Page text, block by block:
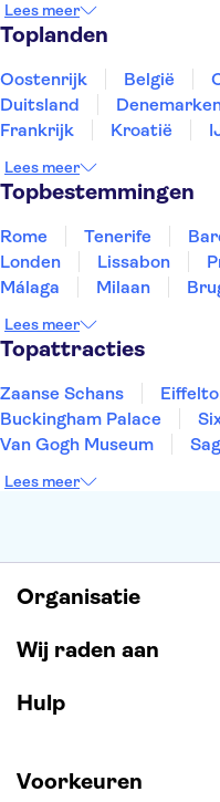
Keizerlijke Schatkamer
Festung Hohensalzburg
Family Park
Lees meer
Toplanden
Oostenrijk België
Duitsland
Frankrijk
Kroatië
Slovenië
Thailand
Lees meer
Topbestemmingen
Rome Tenerife
Londen
Lissabon
Málaga
Milaan
Eindhoven
Lees meer
Topattracties
Zaanse Schans
Buckingham Palace
Van Gogh Museum
Keukenhof
Lees meer
Organisatie
Wij raden aan
Hulp
Voorkeuren